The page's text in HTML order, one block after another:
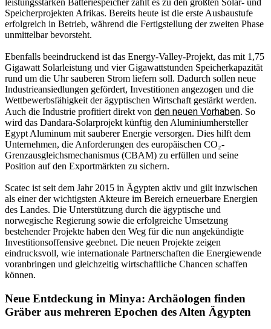
leistungsstarken Batteriespeicher zählt es zu den größten Solar- und
Speicherprojekten Afrikas. Bereits heute ist die erste Ausbaustufe
erfolgreich in Betrieb, während die Fertigstellung der zweiten Phase
unmittelbar bevorsteht.
Ebenfalls beeindruckend ist das Energy-Valley-Projekt, das mit 1,75
Gigawatt Solarleistung und vier Gigawattstunden Speicherkapazität
rund um die Uhr sauberen Strom liefern soll. Dadurch sollen neue
Industrieansiedlungen gefördert, Investitionen angezogen und die
Wettbewerbsfähigkeit der ägyptischen Wirtschaft gestärkt werden.
Auch die Industrie profitiert direkt von den neuen Vorhaben. So
wird das Dandara-Solarprojekt künftig den Aluminiumhersteller
Egypt Aluminum mit sauberer Energie versorgen. Dies hilft dem
Unternehmen, die Anforderungen des europäischen CO₂-
Grenzausgleichsmechanismus (CBAM) zu erfüllen und seine
Position auf den Exportmärkten zu sichern.
Scatec ist seit dem Jahr 2015 in Ägypten aktiv und gilt inzwischen
als einer der wichtigsten Akteure im Bereich erneuerbare Energien
des Landes. Die Unterstützung durch die ägyptische und
norwegische Regierung sowie die erfolgreiche Umsetzung
bestehender Projekte haben den Weg für die nun angekündigte
Investitionsoffensive geebnet. Die neuen Projekte zeigen
eindrucksvoll, wie internationale Partnerschaften die Energiewende
voranbringen und gleichzeitig wirtschaftliche Chancen schaffen
können.
Neue Entdeckung in Minya: Archäologen finden
Gräber aus mehreren Epochen des Alten Ägypten